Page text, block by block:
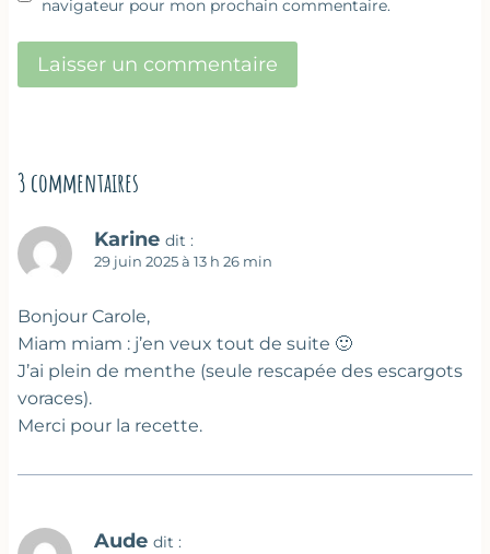
navigateur pour mon prochain commentaire.
3 commentaires
Karine dit :
29 juin 2025 à 13 h 26 min
Bonjour Carole,
Miam miam : j’en veux tout de suite 🙂
J’ai plein de menthe (seule rescapée des escargots
voraces).
Merci pour la recette.
Aude dit :